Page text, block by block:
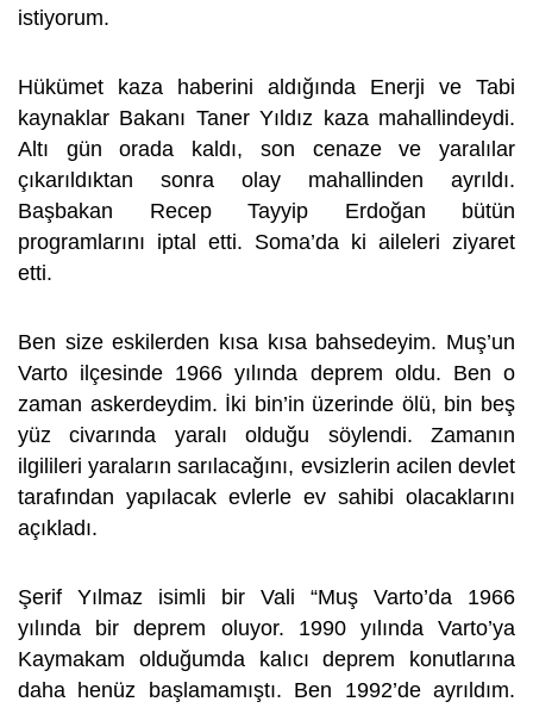
istiyorum.
Hükümet kaza haberini aldığında Enerji ve Tabi
kaynaklar Bakanı Taner Yıldız kaza mahallindeydi.
Altı gün orada kaldı, son cenaze ve yaralılar
çıkarıldıktan sonra olay mahallinden ayrıldı.
Başbakan Recep Tayyip Erdoğan bütün
programlarını iptal etti. Soma’da ki aileleri ziyaret
etti.
Ben size eskilerden kısa kısa bahsedeyim. Muş’un
Varto ilçesinde 1966 yılında deprem oldu. Ben o
zaman askerdeydim. İki bin’in üzerinde ölü, bin beş
yüz civarında yaralı olduğu söylendi. Zamanın
ilgilileri yaraların sarılacağını, evsizlerin acilen devlet
tarafından yapılacak evlerle ev sahibi olacaklarını
açıkladı.
Şerif Yılmaz isimli bir Vali “Muş Varto’da 1966
yılında bir deprem oluyor. 1990 yılında Varto’ya
Kaymakam olduğumda kalıcı deprem konutlarına
daha henüz başlamamıştı. Ben 1992’de ayrıldım.